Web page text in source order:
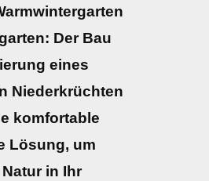
Der Bau
eines
Niederkrüchten
komfortable
Lösung, um
in Ihr